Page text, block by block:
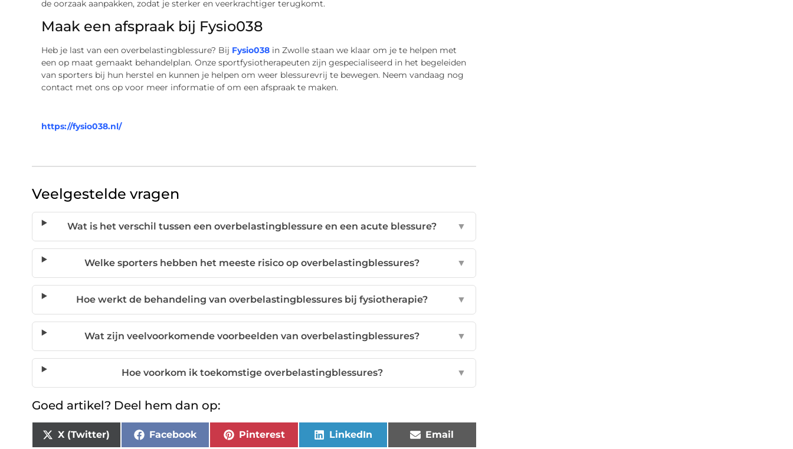
de oorzaak aanpakken, zodat je sterker en veerkrachtiger terugkomt.
Maak een afspraak bij Fysio038
Heb je last van een overbelastingblessure? Bij Fysio038in Zwolle staan we klaar om je te helpen met
een op maat gemaakt behandelplan. Onze sportfysiotherapeuten zijn gespecialiseerd in het begeleiden
van sporters bij hun herstel en kunnen je helpen om weer blessurevrij te bewegen. Neem vandaag nog
contact met ons op voor meer informatie of om een afspraak te maken.
https://fysio038.nl/
Veelgestelde vragen
Wat is het verschil tussen een overbelastingblessure en een acute blessure? ▼
Welke sporters hebben het meeste risico op overbelastingblessures? ▼
Hoe werkt de behandeling van overbelastingblessures bij fysiotherapie? ▼
Wat zijn veelvoorkomende voorbeelden van overbelastingblessures? ▼
Hoe voorkom ik toekomstige overbelastingblessures? ▼
Goed artikel? Deel hem dan op:
X (Twitter) Facebook Pinterest LinkedIn Email